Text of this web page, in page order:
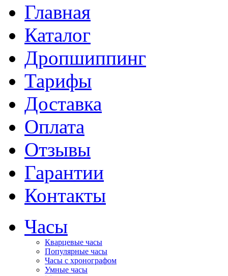
Главная
Каталог
Дропшиппинг
Тарифы
Доставка
Оплата
Отзывы
Гарантии
Контакты
Часы
Кварцевые часы
Популярные часы
Часы с хронографом
Умные часы